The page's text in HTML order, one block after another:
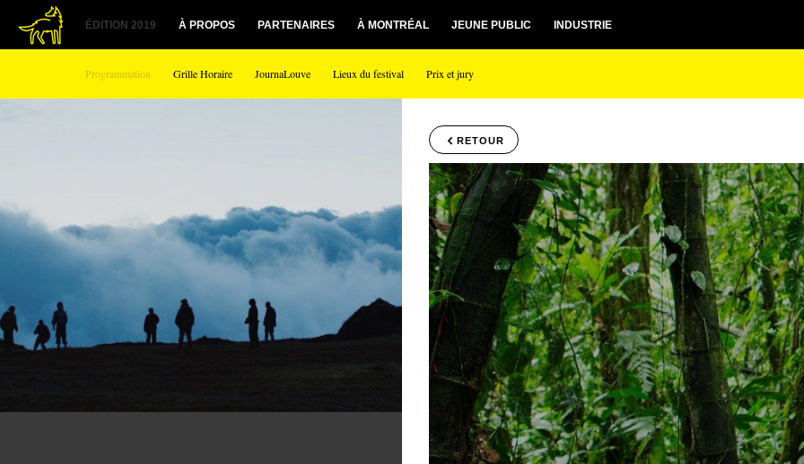
ÉDITION 2019
Programmation Grille Horaire JournaLouve Lieux du festival Prix et jury
À PROPOS PARTENAIRES À MONTRÉAL JEUNE PUBLIC INDUSTRIE
RETOUR